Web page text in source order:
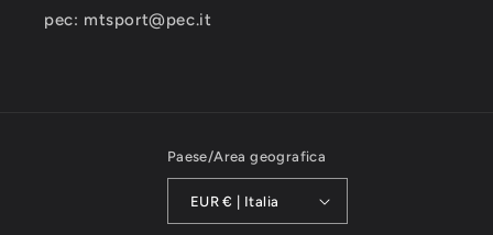
pec: mtsport@pec.it
Paese/Area geografica
EUR € | Italia